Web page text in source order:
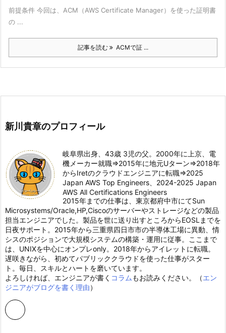
前提条件 今回は、ACM（AWS Certificate Manager）を使った証明書
の ...
記事を読む ACMで証 ...
新川貴章のプロフィール
岐阜県出身、43歳 3児の父。2000年に上京、電
機メーカー就職⇒2015年に地元Uターン⇒2018年
からIretのクラウドエンジニアに転職⇒2025
Japan AWS Top Engineers、2024-2025 Japan
AWS All Certifications Engineers
2015年までの仕事は、東京都府中市にてSun
Microsystems/Oracle,HP,Ciscoのサーバーやストレージなどの製品
担当エンジニアでした。製品を世に送り出すところからEOSLまでを
日夜サポート。2015年から三重県四日市市の半導体工場に異動、情
シスのポジションで大規模システムの構築・運用に従事。ここまで
は、UNIXを中心にオンプレonly。2018年からアイレットに転職。
遅咲きながら、初めてパブリッククラウドを使った仕事がスター
ト。毎日、スキルとハートを磨いています。
よろしければ、エンジニアが書く コラム もお読みください。（エン
ジニアがブログを書く理由）